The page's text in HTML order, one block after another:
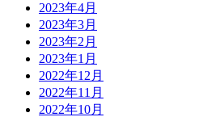
2023年4月
2023年3月
2023年2月
2023年1月
2022年12月
2022年11月
2022年10月